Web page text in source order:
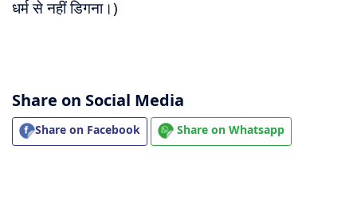
धर्म से नहीं डिगना।)
Share on Social Media
Share on Facebook Share on Whatsapp